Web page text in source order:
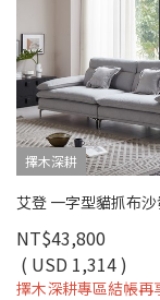
擇木深耕
NT$43,800
( USD 1,314 )
擇木深耕專區結帳再